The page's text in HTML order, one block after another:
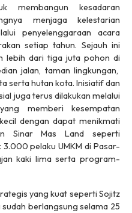
membangun kesadaran
menjaga kelestarian
penyelenggaraan acara
setiap tahun. Sejauh ini
lebih dari tiga juta pohon di
jalan, taman lingkungan,
serta hutan kota. Inisiatif dan
juga terus dilakukan melalui
memberi kesempatan
dengan dapat menikmati
Sinar Mas Land seperti
pelaku UMKM di Pasar-
kaki lima serta program-
yang kuat seperti Sojitz
berlangsung selama 25